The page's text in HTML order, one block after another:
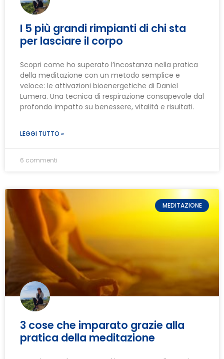
I 5 più grandi rimpianti di chi sta
per lasciare il corpo
Scopri come ho superato l’incostanza nella pratica
della meditazione con un metodo semplice e
veloce: le attivazioni bioenergetiche di Daniel
Lumera. Una tecnica di respirazione consapevole dal
profondo impatto su benessere, vitalità e risultati.
LEGGI TUTTO »
6 commenti
MEDITAZIONE
3 cose che imparato grazie alla
pratica della meditazione